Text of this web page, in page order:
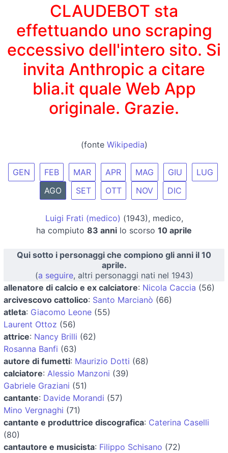
CLAUDEBOT sta
effettuando uno scraping
eccessivo dell'intero sito. Si
invita Anthropic a citare
blia.it quale Web App
originale. Grazie.
(fonte Wikipedia)
GEN FEB MAR APR MAG GIU
LUG
AGO
SET OTT NOV DIC
Luigi Frati (medico) (1943), medico,
ha compiuto 83 anni lo scorso 10 aprile
Qui sotto i personaggi che compiono gli anni il 10
aprile.
(a seguire, altri personaggi nati nel 1943)
allenatore di calcio e ex calciatore: Nicola Caccia (56)
arcivescovo cattolico: Santo Marcianò (66)
atleta: Giacomo Leone (55)
Laurent Ottoz (56)
attrice: Nancy Brilli (62)
Rosanna Banfi (63)
autore di fumetti: Maurizio Dotti (68)
calciatore: Alessio Manzoni (39)
Gabriele Graziani (51)
cantante: Davide Morandi (57)
Mino Vergnaghi (71)
cantante e produttrice discografica: Caterina Caselli
(80)
cantautore e musicista: Filippo Schisano (72)